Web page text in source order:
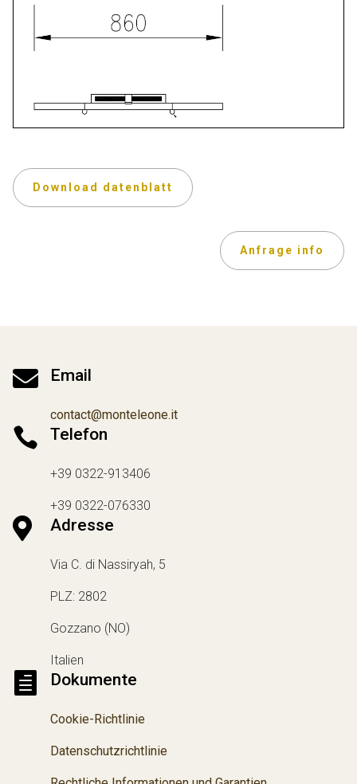
Download datenblatt
Anfrage info
 Email
contact@monteleone.it
 Telefon
+39 0322-913406
+39 0322-076330
 Adresse
Via C. di Nassiryah, 5
PLZ: 2802
Gozzano (NO)
Italien
 Dokumente
Cookie-Richtlinie
Datenschutzrichtlinie